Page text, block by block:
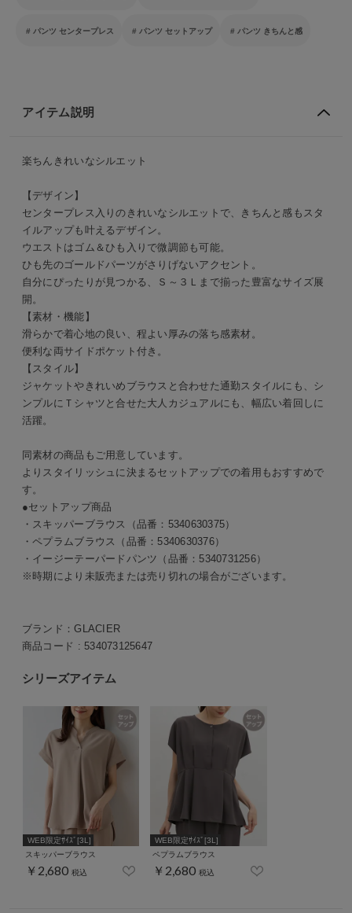
パンツ センタープレス パンツ セットアップ パンツ きちんと感
アイテム説明
楽ちんきれいなシルエット
【デザイン】
センタープレス入りのきれいなシルエットで、きちんと感もスタ
イルアップも叶えるデザイン。
ウエストはゴム＆ひも入りで微調節も可能。
ひも先のゴールドパーツがさりげないアクセント。
自分にぴったりが見つかる、Ｓ～３Ｌまで揃った豊富なサイズ展
開。
【素材・機能】
滑らかで着心地の良い、程よい厚みの落ち感素材。
便利な両サイドポケット付き。
【スタイル】
ジャケットやきれいめブラウスと合わせた通勤スタイルにも、シ
ンプルにＴシャツと合せた大人カジュアルにも、幅広い着回しに
活躍。
同素材の商品もご用意しています。
よりスタイリッシュに決まるセットアップでの着用もおすすめで
す。
●セットアップ商品
・スキッパーブラウス（品番：5340630375）
・ペプラムブラウス（品番：5340630376）
・イージーテーパードパンツ（品番：5340731256）
※時期により未販売または売り切れの場合がございます。
ブランド：GLACIER
商品コード : 534073125647
シリーズアイテム
WEB限定ｻｲｽﾞ[3L]
スキッパーブラウス
￥2,680 税込
WEB限定ｻｲｽﾞ[3L]
ペプラムブラウス
￥2,680 税込